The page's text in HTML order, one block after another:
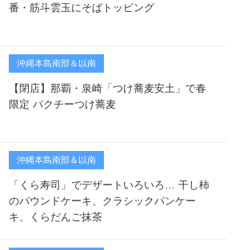
番・筋斗雲玉にそばトッピング
沖縄本島南部＆以南
【閉店】那覇・泉崎「つけ蕎麦安土」で春
限定 パクチーつけ蕎麦
沖縄本島南部＆以南
「くら寿司」でデザートいろいろ… 干し柿
のパウンドケーキ、クラシックパンケー
キ、くらだんご抹茶